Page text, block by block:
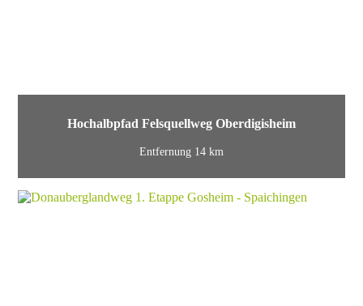
Hochalbpfad Felsquellweg Oberdigisheim
Entfernung 14 km